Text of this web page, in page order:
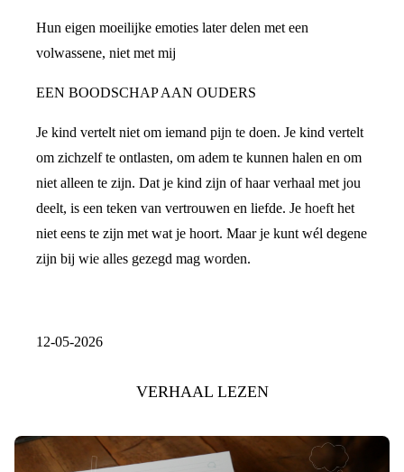
Hun eigen moeilijke emoties later delen met een
volwassene, niet met mij
EEN BOODSCHAP AAN OUDERS
Je kind vertelt niet om iemand pijn te doen. Je kind vertelt
om zichzelf te ontlasten, om adem te kunnen halen en om
niet alleen te zijn. Dat je kind zijn of haar verhaal met jou
deelt, is een teken van vertrouwen en liefde. Je hoeft het
niet eens te zijn met wat je hoort. Maar je kunt wél degene
zijn bij wie alles gezegd mag worden.
12-05-2026
VERHAAL LEZEN